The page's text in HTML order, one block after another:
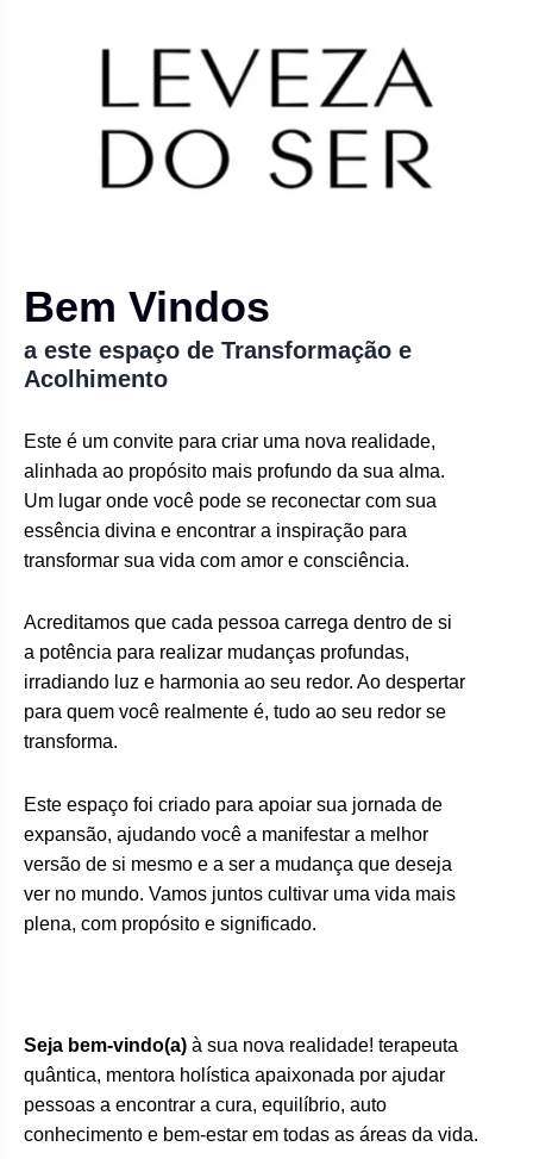
Bem Vindos
a este espaço de Transformação e
Acolhimento
Este é um convite para criar uma nova realidade,
alinhada ao propósito mais profundo da sua alma.
Um lugar onde você pode se reconectar com sua
essência divina e encontrar a inspiração para
transformar sua vida com amor e consciência.
Acreditamos que cada pessoa carrega dentro de si
a potência para realizar mudanças profundas,
irradiando luz e harmonia ao seu redor. Ao despertar
para quem você realmente é, tudo ao seu redor se
transforma.
Este espaço foi criado para apoiar sua jornada de
expansão, ajudando você a manifestar a melhor
versão de si mesmo e a ser a mudança que deseja
ver no mundo. Vamos juntos cultivar uma vida mais
plena, com propósito e significado.
Seja bem-vindo(a) à sua nova realidade! terapeuta
quântica, mentora holística apaixonada por ajudar
pessoas a encontrar a cura, equilíbrio, auto
conhecimento e bem-estar em todas as áreas da vida.